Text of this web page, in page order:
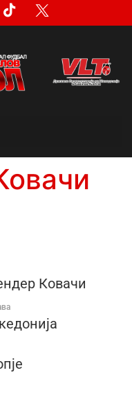
Ковачи